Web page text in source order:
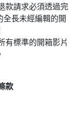
款請求必須透過完
全長未經編輯的開
有標準的開箱影片
款